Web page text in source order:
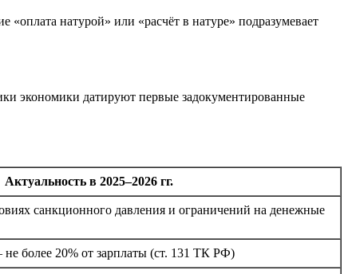
натурой» или «расчёт в натуре» подразумевает
экономики датируют первые задокументированные
Актуальность в 2025–2026 гг.
санкционного давления и ограничений на денежные
более 20% от зарплаты (ст. 131 ТК РФ)